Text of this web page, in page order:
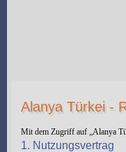
Alanya Türkei -
Mit dem Zugriff auf „Alanya
1. Nutzungsvertrag